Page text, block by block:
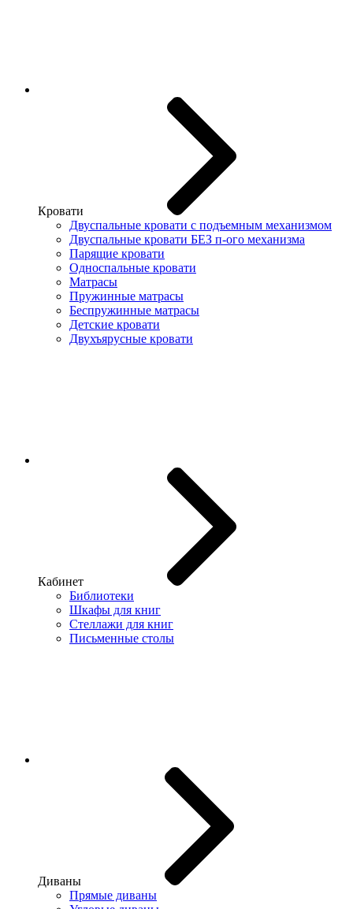
Кровати
Двуспальные кровати с подъемным механизмом
Двуспальные кровати БЕЗ п-ого механизма
Парящие кровати
Односпальные кровати
Матрасы
Пружинные матрасы
Беспружинные матрасы
Детские кровати
Двухъярусные кровати
Кабинет
Библиотеки
Шкафы для книг
Стеллажи для книг
Письменные столы
Диваны
Прямые диваны